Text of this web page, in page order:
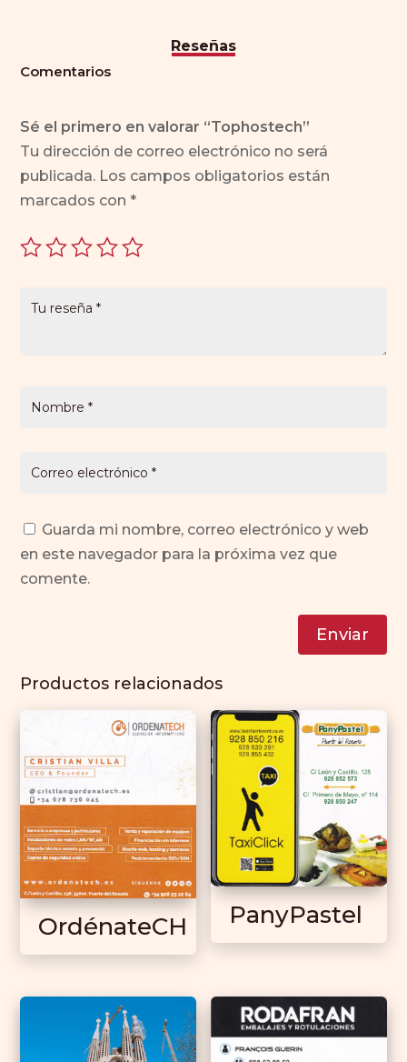
Reseñas
Comentarios
Sé el primero en valorar “Tophostech”
Tu dirección de correo electrónico no será
publicada. Los campos obligatorios están
marcados con*
Guarda mi nombre, correo electrónico y web
en este navegador para la próxima vez que
comente.
Enviar
Productos relacionados
OrdénateCH PanyPastel